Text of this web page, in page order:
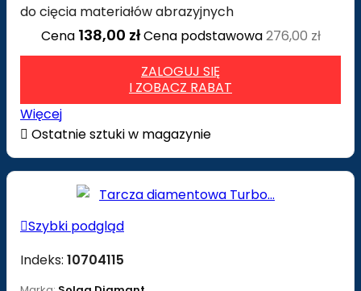
do cięcia materiałów abrazyjnych
Cena 138,00 złCena podstawowa276,00 zł
ZALOGUJ SIĘ
I ZOBACZ RABAT
Więcej
 Ostatnie sztuki w magazynie
Szybki podgląd
Indeks: 10704115